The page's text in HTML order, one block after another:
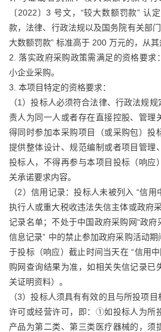
〔2022〕3 号文，“较大数额罚款” 认
款，法律、行政法规以及国务院有关部
大数额罚款” 标准高于 200 万元的，从其
2. 落实政府采购政策需满足的资格要求
小企业采购。
3. 本项目特定的资格要求：
（1）投标人必须符合法律、行政法规
责人为同一人或者存在直接控股、管理
得同时参加本采购项目（或采购包）投
提供整体设计、规范编制或者项目管理
投标人，不得再参与本项目投标（响应
关承诺要求内容。
（2）信用记录：投标人未被列入 “信用
执行人或重大税收违法失信主体或政府
记录名单；不处于中国政府采购网“政府
信息记录” 中的禁止参加政府采购活动
于投标（响应）截止时间当天在 “信用
购网查询结果为准，如相关失信记录已
关证明资料）。
（3）投标人须具有有效的且与所投项
许可或经营许可，即：①如投标人为所
产品为第二类、第三类医疗器械的，须